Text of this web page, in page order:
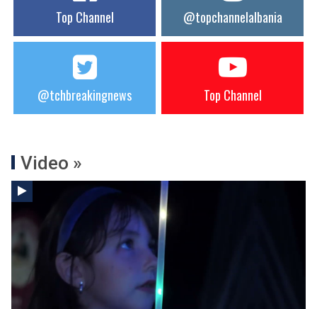
Top Channel @topchannelalbania
@tchbreakingnews Top Channel
Video »